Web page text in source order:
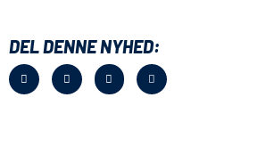
DEL DENNE NYHED: